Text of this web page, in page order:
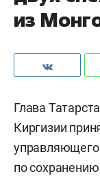
из
Глава
Киргизии
по